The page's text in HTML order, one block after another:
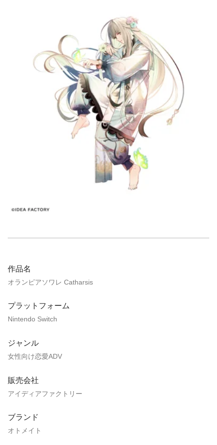
作品名
オランピアソワレ Catharsis
プラットフォーム
Nintendo Switch
ジャンル
女性向け恋愛ADV
販売会社
アイディアファクトリー
ブランド
オトメイト